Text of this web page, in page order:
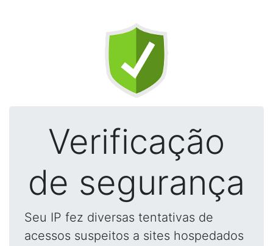
Verificação
de segurança
Seu IP fez diversas tentativas de
acessos suspeitos a sites hospedados